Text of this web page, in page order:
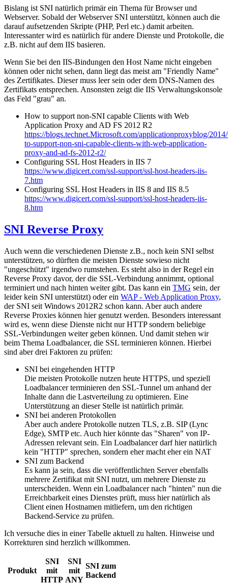
Bislang ist SNI natürlich primär ein Thema für Browser und
Webserver. Sobald der Webserver SNI unterstützt, können auch die
darauf aufsetzenden Skripte (PHP, Perl etc.) damit arbeiten.
Interessanter wird es natürlich für andere Dienste und Protokolle, die
z.B. nicht auf dem IIS basieren.
Wenn Sie bei den IIS-Bindungen den Host Name nicht eingeben
können oder nicht sehen, dann liegt das meist am "Friendly Name"
des Zertifikates. Dieser muss leer sein oder dem DNS-Namen des
Zertifikats entsprechen. Ansonsten zeigt die IIS Verwaltungskonsole
das Feld "grau" an.
How to support non-SNI capable Clients with Web
Application Proxy and AD FS 2012 R2
https://blogs.technet.Microsoft.com/applicationproxyblog/
to-support-non-sni-capable-clients-with-web-application-
proxy-and-ad-fs-2012-r2/
Configuring SSL Host Headers in IIS 7
https://www.digicert.com/ssl-support/ssl-host-headers-iis-
7.htm
Configuring SSL Host Headers in IIS 8 and IIS 8.5
https://www.digicert.com/ssl-support/ssl-host-headers-iis-
8.htm
SNI Reverse Proxy
Auch wenn die verschiedenen Dienste z.B., noch kein SNI selbst
unterstützen, so dürften die meisten Dienste sowieso nicht
"ungeschützt" irgendwo rumstehen. Es steht also in der Regel ein
Reverse Proxy davor, der die SSL-Verbindung annimmt, optional
terminiert und nach hinten weiter gibt. Das kann ein TMG sein, der
leider kein SNI unterstützt) oder ein WAP - Web Application Proxy,
der SNI seit Windows 2012R2 schon kann. Aber auch andere
Reverse Proxies können hier genutzt werden. Besonders interessant
wird es, wenn diese Dienste nicht nur HTTP sondern beliebige
SSL-Verbindungen weiter geben können. Und damit stehen wir
beim Thema Loadbalancer, die SSL terminieren können. Hierbei
sind aber drei Faktoren zu prüfen:
SNI bei eingehenden HTTP
Die meisten Protokolle nutzen heute HTTPS, und speziell
Loadbalancer terminieren den SSL-Tunnel um anhand der
Inhalte dann die Lastverteilung zu optimieren. Eine
Unterstützung an dieser Stelle ist natürlich primär.
SNI bei anderen Protokollen
Aber auch andere Protokolle nutzen TLS, z.B. SIP (Lync
Edge), SMTP etc. Auch hier könnte das "Sharen" von IP-
Adressen relevant sein. Ein Loadbalancer darf hier natürlich
kein "HTTP" sprechen, sondern eher macht eher ein NAT
SNI zum Backend
Es kann ja sein, dass die veröffentlichten Server ebenfalls
mehrere Zertifikat mit SNI nutzt, um mehrere Dienste zu
unterscheiden. Wenn ein Loadbalancer nach "hinten" nun die
Erreichbarkeit eines Dienstes prüft, muss hier natürlich als
Client einen Hostnamen mitliefern, um den richtigen
Backend-Service zu prüfen.
Ich versuche dies in einer Tabelle aktuell zu halten. Hinweise und
Korrekturen sind herzlich willkommen.
Produkt
SNI
mit
HTTP
SNI
mit
ANY
SNI zum
Backend